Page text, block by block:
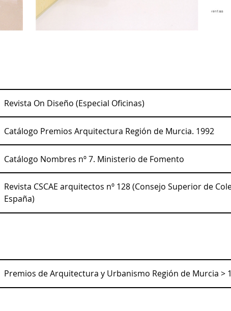
Revista On Diseño (Especial Oficinas)
Catálogo Premios Arquitectura Región de Murcia. 1992
Catálogo Nombres nº 7. Ministerio de Fomento
Revista CSCAE arquitectos nº 128 (Consejo Superior de
España)
Premios de Arquitectura y Urbanismo Región de Murcia >